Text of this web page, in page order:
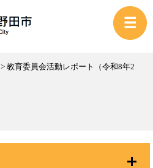
> 教育委員会活動レポート（令和8年2